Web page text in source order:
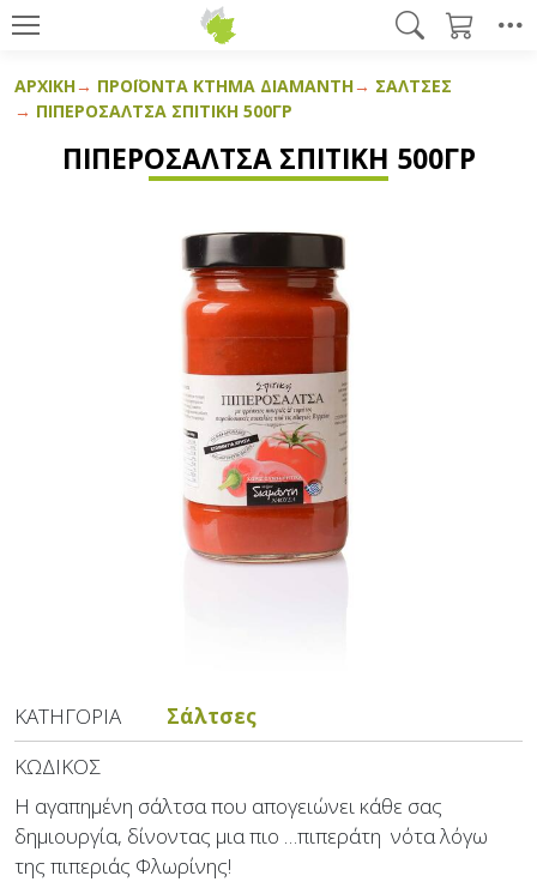
ΑΡΧΙΚΉ ΠΡΟΪΌΝΤΑ ΚΤΉΜΑ ΔΙΑΜΆΝΤΗ
ΣΆΛΤΣΕΣ
ΠΙΠΕΡΟΣΆΛΤΣΑ ΣΠΙΤΙΚΉ 500ΓΡ
ΠΙΠΕΡΟΣΆΛΤΣΑ ΣΠΙΤΙΚΉ 500ΓΡ
ΚΑΤΗΓΟΡΊΑ
Σάλτσες
ΚΩΔΙΚΌΣ
Η αγαπημένη σάλτσα που απογειώνει κάθε σας
δημιουργία, δίνοντας μια πιο …πιπεράτη νότα λόγω
της πιπεριάς Φλωρίνης!